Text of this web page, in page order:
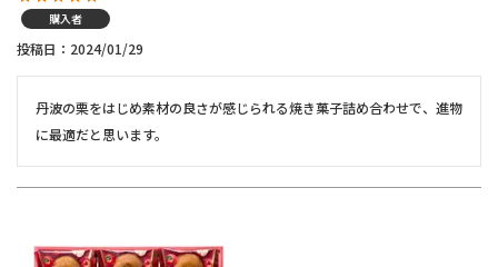
購入者
投稿日 2024/01/29
丹波の栗をはじめ素材の良さが感じられる焼き菓子詰め合わせで、進物
に最適だと思います。